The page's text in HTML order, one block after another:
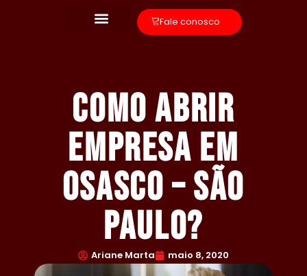
Fale conosco
Como abrir
empresa em
Osasco – São
Paulo?
Ariane Marta maio 8, 2020